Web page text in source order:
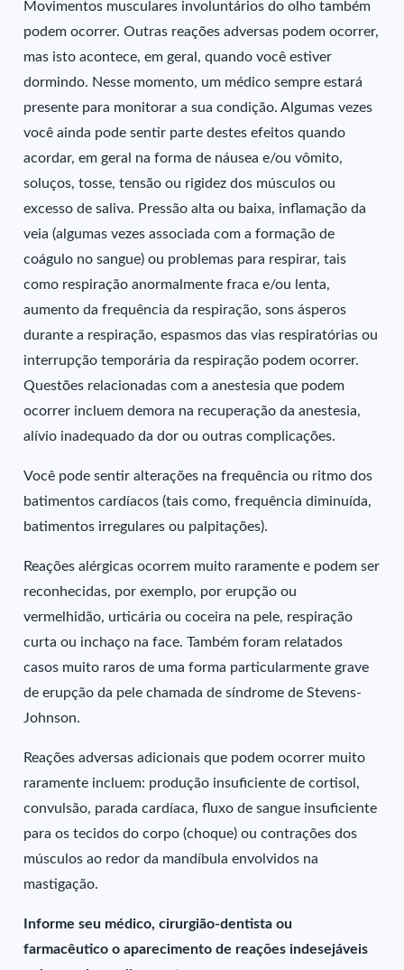
Movimentos musculares involuntários do olho também
podem ocorrer. Outras reações adversas podem ocorrer,
mas isto acontece, em geral, quando você estiver
dormindo. Nesse momento, um médico sempre estará
presente para monitorar a sua condição. Algumas vezes
você ainda pode sentir parte destes efeitos quando
acordar, em geral na forma de náusea e/ou vômito,
soluços, tosse, tensão ou rigidez dos músculos ou
excesso de saliva. Pressão alta ou baixa, inflamação da
veia (algumas vezes associada com a formação de
coágulo no sangue) ou problemas para respirar, tais
como respiração anormalmente fraca e/ou lenta,
aumento da frequência da respiração, sons ásperos
durante a respiração, espasmos das vias respiratórias ou
interrupção temporária da respiração podem ocorrer.
Questões relacionadas com a anestesia que podem
ocorrer incluem demora na recuperação da anestesia,
alívio inadequado da dor ou outras complicações.
Você pode sentir alterações na frequência ou ritmo dos
batimentos cardíacos (tais como, frequência diminuída,
batimentos irregulares ou palpitações).
Reações alérgicas ocorrem muito raramente e podem ser
reconhecidas, por exemplo, por erupção ou
vermelhidão, urticária ou coceira na pele, respiração
curta ou inchaço na face. Também foram relatados
casos muito raros de uma forma particularmente grave
de erupção da pele chamada de síndrome de Stevens-
Johnson.
Reações adversas adicionais que podem ocorrer muito
raramente incluem: produção insuficiente de cortisol,
convulsão, parada cardíaca, fluxo de sangue insuficiente
para os tecidos do corpo (choque) ou contrações dos
músculos ao redor da mandíbula envolvidos na
mastigação.
Informe seu médico, cirurgião-dentista ou
farmacêutico o aparecimento de reações indesejáveis